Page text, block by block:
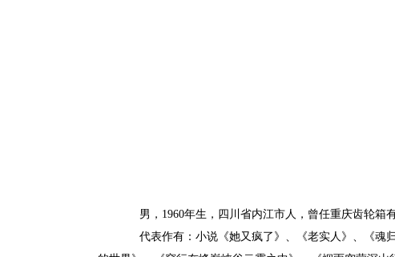
男，1960年生，四川省内江市人，曾任重庆齿轮箱
代表作有：小说《她又疯了》、《老实人》、《魂归